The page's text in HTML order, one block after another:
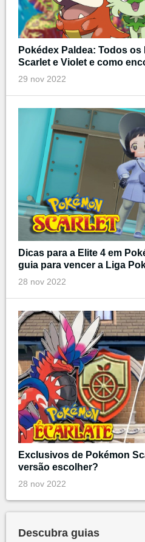
Pokédex Paldea: Todos
Scarlet e Violet e como
29 nov 2022
Dicas para a Elite 4 em
guia para vencer a Liga
28 nov 2022
Exclusivos de Pokémon
versão escolher?
28 nov 2022
Descubra guias